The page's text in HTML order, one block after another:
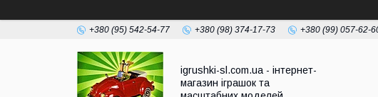
+380 (95) 542-54-77 +380 (98) 374-17-73 +380 (99) 057-62-
igrushki-sl.com.ua - інтернет-
магазин іграшок та